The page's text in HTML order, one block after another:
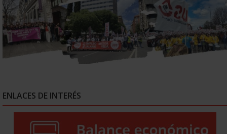
ENLACES DE INTERÉS